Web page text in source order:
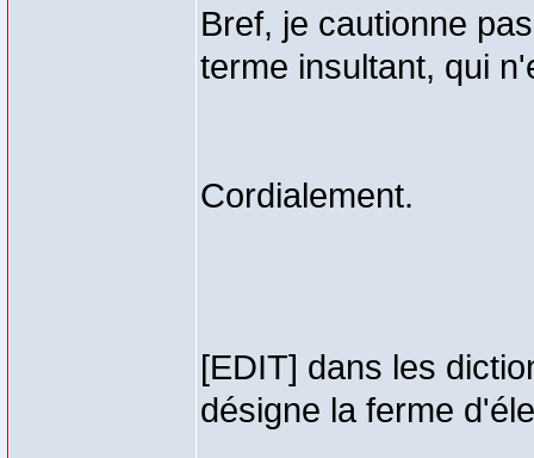
Bref, je cautionne
terme insultant, qui
Cordialement.
[EDIT] dans les
désigne la ferme